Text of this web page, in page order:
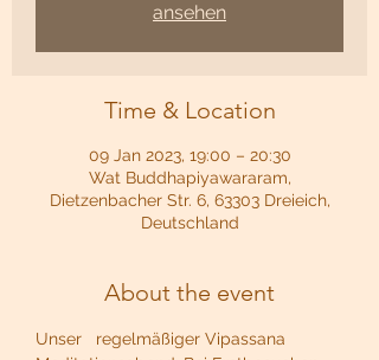
ansehen
Time & Location
09 Jan 2023, 19:00 – 20:30
Wat Buddhapiyawararam,
Dietzenbacher Str. 6, 63303 Dreieich,
Deutschland
About the event
Unser   regelmäßiger Vipassana